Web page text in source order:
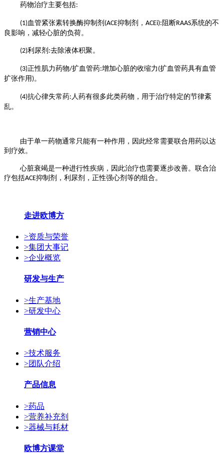
药物治疗主要包括:
(1)血管紧张素转换酶抑制剂 (ACE抑制剂， ACEi): 阻断RAAS系统的不
良影响，减轻心脏的负荷。
(2)利尿剂 :去除液体积聚。
(3)正性肌力药物/扩血管药:增加心脏的收缩力 (扩血管药具有血管
扩张作用)。
(4)抗心律失常药: 人药有很多此类药物，用于治疗特定的节律紊
乱。
由于单一药物通常只能有一种作用，因此经常需要联合用药以达
到疗效。
心脏衰竭是一种进行性疾病，因此治疗也需要逐步改善。联合治
疗包括ACE抑制剂，利尿剂，正性强心剂等的组合。
走进欧博方
>资质与荣誉
>集团大事记
>企业概览
研发与生产
>生产基地
>研发中心
营销中心
>技术服务
>团队介绍
产品信息
>药品
>营养补充剂
>器械与耗材
欧博方课堂